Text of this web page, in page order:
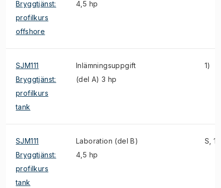
Bryggtjänst:
profilkurs
offshore
4,5 hp
SJM111
Bryggtjänst:
profilkurs
tank
Inlämningsuppgift
(del A) 3 hp
1)
SJM111
Bryggtjänst:
profilkurs
tank
Laboration (del B)
4,5 hp
S, 1)